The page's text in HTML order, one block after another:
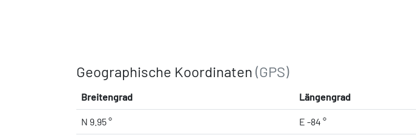
Geographische Koordinaten (GPS)
Breitengrad Längengrad
N 9.95 ° E -84 °